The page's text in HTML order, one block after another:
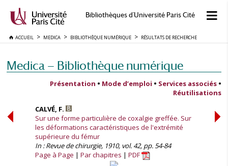
Bibliothèques d'Université Paris Cité
ACCUEIL MEDICA BIBLIOTHÈQUE NUMÉRIQUE RÉSULTATS DE RECHERCHE
Medica — Bibliothèque numérique
Présentation • Mode d’emploi • Services associés •
Réutilisations
CALVÉ, F.
Sur une forme particulière de coxalgie greffée. Sur
les déformations caractéristiques de l'extrémité
supérieure du fémur
In : Revue de chirurgie, 1910, vol. 42, pp. 54-84
Page à Page
Par chapitres PDF